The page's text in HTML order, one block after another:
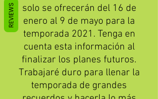
solo se ofrecerán del 16 de
enero al 9 de mayo para la
temporada 2021. Tenga en
cuenta esta información al
finalizar los planes futuros.
Trabajaré duro para llenar la
temporada de grandes
REVIEWS